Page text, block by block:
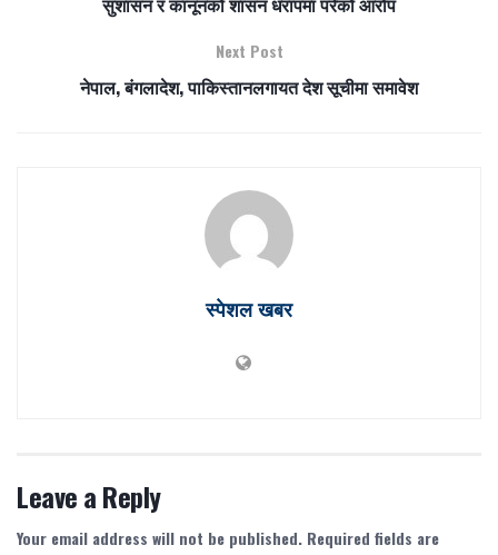
Next Post
नेपाल, बंगलादेश, पाकिस्तानलगायत देश सूचीमा समावेश
स्पेशल खबर
Leave a Reply
Your email address will not be published. Required fields are